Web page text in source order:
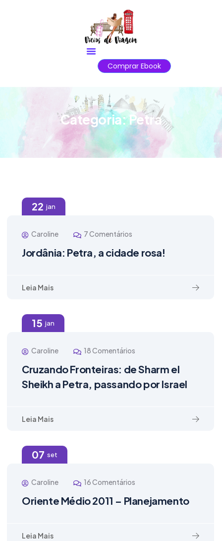
Comprar Ebook
Categoria:Petra
22 jan
Caroline 7 Comentários
Jordânia: Petra, a cidade rosa!
Leia Mais
15 jan
Caroline 18 Comentários
Cruzando Fronteiras: de Sharm el
Sheikh a Petra, passando por Israel
Leia Mais
07 set
Caroline 16 Comentários
Oriente Médio 2011 – Planejamento
Leia Mais